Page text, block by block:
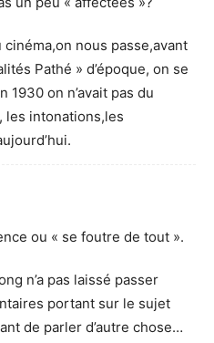
cinéma,on nous passe,avant
Pathé » d’époque, on se
1930 on n’avait pas du
intonations,les
ou « se foutre de tout ».
n’a pas laissé passer
portant sur le sujet
de parler d’autre chose…